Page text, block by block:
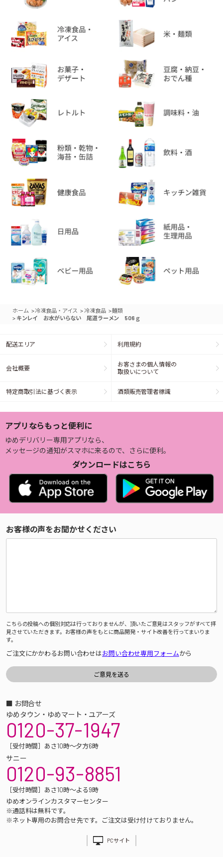
ホーム >冷凍食品・アイス > 冷凍食品 >麺類
> キンレイ お水がいらない 尾道ラーメン 506ｇ
配送エリア 利用規約
会社概要
お客さまの個人情報の
取扱いについて
特定商取引法に基づく表示 酒類販売管理者標識
アプリならもっと便利に
ゆめデリバリー専用アプリなら、
メッセージの通知がスマホに来るので、さらに便利。
ダウンロードはこちら
お客様の声をお聞かせください
こちらの投稿への個別対応は行っておりませんが、頂いたご意見はスタッフがすべて拝
見させていただきます。お客様の声をもとに商品開発・サイト改善を行ってまいりま
す。
ご注文にかかわるお問い合わせはお問い合わせ専用フォームから
■ お問合せ
ゆめタウン・ゆめマート・ユアーズ
0120-37-1947
［受付時間］あさ10時～夕方6時
サニー
0120-93-8851
［受付時間］あさ10時～よる9時
ゆめオンラインカスタマーセンター
※通話料は無料です。
※ネット専用のお問合せ先です。ご注文は受け付けておりません。
PCサイト